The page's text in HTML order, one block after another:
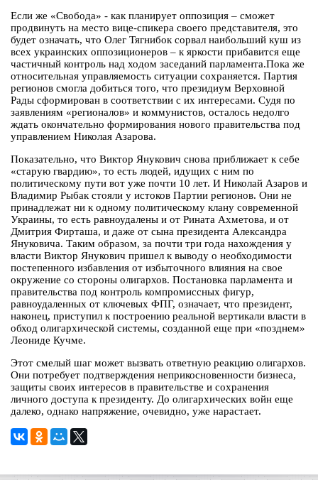
Если же «Свобода» - как планирует оппозиция – сможет
продвинуть на место вице-спикера своего представителя, это
будет означать, что Олег Тягнибок сорвал наибольший куш из
всех украинских оппозиционеров – к яркости прибавится еще
частичный контроль над ходом заседаний парламента.Пока же
относительная управляемость ситуации сохраняется. Партия
регионов смогла добиться того, что президиум Верховной
Рады сформирован в соответствии с их интересами. Судя по
заявлениям «регионалов» и коммунистов, осталось недолго
ждать окончательно формирования нового правительства под
управлением Николая Азарова.
Показательно, что Виктор Янукович снова приближает к себе
«старую гвардию», то есть людей, идущих с ним по
политическому пути вот уже почти 10 лет. И Николай Азаров и
Владимир Рыбак стояли у истоков Партии регионов. Они не
принадлежат ни к одному политическому клану современной
Украины, то есть равноудалены и от Рината Ахметова, и от
Дмитрия Фирташа, и даже от сына президента Александра
Януковича. Таким образом, за почти три года нахождения у
власти Виктор Янукович пришел к выводу о необходимости
постепенного избавления от избыточного влияния на свое
окружение со стороны олигархов. Постановка парламента и
правительства под контроль компромиссных фигур,
равноудаленных от ключевых ФПГ, означает, что президент,
наконец, приступил к построению реальной вертикали власти в
обход олигархической системы, созданной еще при «позднем»
Леониде Кучме.
Этот смелый шаг может вызвать ответную реакцию олигархов.
Они потребует подтверждения неприкосновенности бизнеса,
защиты своих интересов в правительстве и сохранения
личного доступа к президенту. До олигархических войн еще
далеко, однако напряжение, очевидно, уже нарастает.